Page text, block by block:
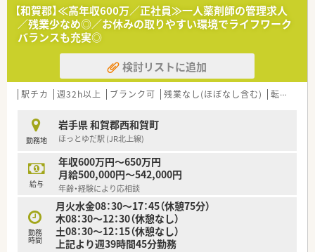
す。
≪薬局について≫
・総合科目応需、幅広い処方に触れられます。
・一包化や粉砕などもあり、薬剤師としてのスキルを発揮してい
ただける環境です。
・また、全自動分包機や監査レンジなど、作業効率を考えたシス
テムを導入しており、患者様との服薬指導の時間を十分に確保で
・1日あたり80枚ほど処方箋を応需しており、薬剤師も4名在籍し
ています。
・医療機関が少ないエリアですが、地元の方々には無くてはなら
ない薬局です。患者様との距離感も程よく、地域医療に専念した
い方におススメの環境です
≪スキルアップサポートあり！≫
代表との距離感も程よく、取得したい資格や参加したい研修など
についても相談しやすい環境です。未経験の方や新卒の方もご
入社の経歴があり、サポート体制も整っています。
【和賀郡】≪高年収600万／正社員≫一人薬剤師の管理求人
／残業少なめ◎／お休みの取りやすい環境でライフワーク
バランスも充実◎
検討リストに追加
駅チカ 週32h以上 ブランク可 残業なし(ほぼなし含む) 転勤なし
勤務地
岩手県 和賀郡西和賀町
ほっとゆだ駅 (JR北上線)
給与
年収600万円～650万円
月給500,000円～542,000円
年齢・経験により応相談
勤務
時間
月火水金08：30～17：45（休憩75分）
木08：30～12：30（休憩なし）
土08：30～12：15（休憩なし）
上記より週39時間45分勤務